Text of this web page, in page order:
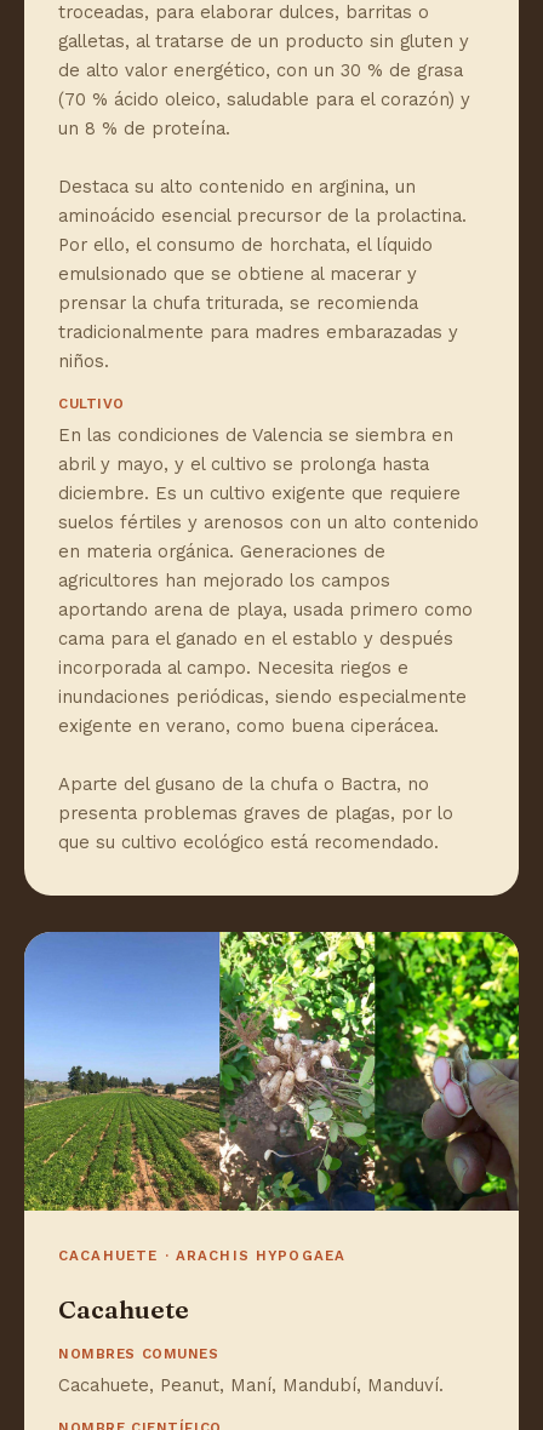
troceadas, para elaborar dulces, barritas o
galletas, al tratarse de un producto sin gluten y
de alto valor energético, con un 30 % de grasa
(70 % ácido oleico, saludable para el corazón) y
un 8 % de proteína.
Destaca su alto contenido en arginina, un
aminoácido esencial precursor de la prolactina.
Por ello, el consumo de horchata, el líquido
emulsionado que se obtiene al macerar y
prensar la chufa triturada, se recomienda
tradicionalmente para madres embarazadas y
niños.
CULTIVO
En las condiciones de Valencia se siembra en
abril y mayo, y el cultivo se prolonga hasta
diciembre. Es un cultivo exigente que requiere
suelos fértiles y arenosos con un alto contenido
en materia orgánica. Generaciones de
agricultores han mejorado los campos
aportando arena de playa, usada primero como
cama para el ganado en el establo y después
incorporada al campo. Necesita riegos e
inundaciones periódicas, siendo especialmente
exigente en verano, como buena ciperácea.
Aparte del gusano de la chufa o Bactra, no
presenta problemas graves de plagas, por lo
que su cultivo ecológico está recomendado.
CACAHUETE · ARACHIS HYPOGAEA
Cacahuete
NOMBRES COMUNES
Cacahuete, Peanut, Maní, Mandubí, Manduví.